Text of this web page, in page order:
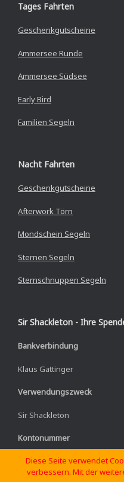
Tages Fahrten
Geschenkgutscheine
Ammersee Runde
Ammersee Südsee
Early Bird
Familien Segeln
Nacht Fahrten
Geschenkgutscheine
Afterwork Törn
Mondschein Segeln
Sternen Segeln
Sternschnuppen Segeln
Sir Shackleton - Ihre
Bankverbindung
Klaus Gattinger
Verwendungszweck
Sir Shackleton
Kontonummer
IBAN: DE02 3101 0833 9910
Diese Seite verwendet
verbessern. Mit der